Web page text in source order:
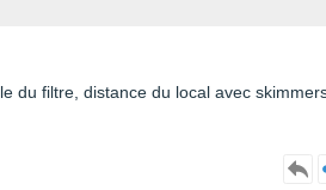
du filtre, distance du local avec